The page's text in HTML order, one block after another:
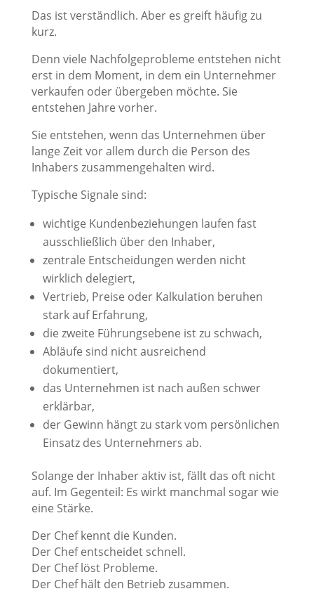
Das ist verständlich. Aber es greift häufig zu
kurz.
Denn viele Nachfolgeprobleme entstehen nicht
erst in dem Moment, in dem ein Unternehmer
verkaufen oder übergeben möchte. Sie
entstehen Jahre vorher.
Sie entstehen, wenn das Unternehmen über
lange Zeit vor allem durch die Person des
Inhabers zusammengehalten wird.
Typische Signale sind:
wichtige Kundenbeziehungen laufen fast
ausschließlich über den Inhaber,
zentrale Entscheidungen werden nicht
wirklich delegiert,
Vertrieb, Preise oder Kalkulation beruhen
stark auf Erfahrung,
die zweite Führungsebene ist zu schwach,
Abläufe sind nicht ausreichend
dokumentiert,
das Unternehmen ist nach außen schwer
erklärbar,
der Gewinn hängt zu stark vom persönlichen
Einsatz des Unternehmers ab.
Solange der Inhaber aktiv ist, fällt das oft nicht
auf. Im Gegenteil: Es wirkt manchmal sogar wie
eine Stärke.
Der Chef kennt die Kunden.
Der Chef entscheidet schnell.
Der Chef löst Probleme.
Der Chef hält den Betrieb zusammen.